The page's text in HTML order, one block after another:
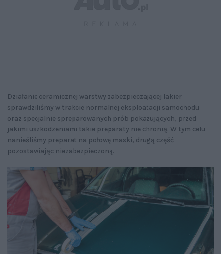
Działanie ceramicznej warstwy zabezpieczającej lakier
sprawdziliśmy w trakcie normalnej eksploatacji samochodu
oraz specjalnie spreparowanych prób pokazujących, przed
jakimi uszkodzeniami takie preparaty nie chronią. W tym celu
nanieśliśmy preparat na połowę maski, drugą część
pozostawiając niezabezpieczoną.